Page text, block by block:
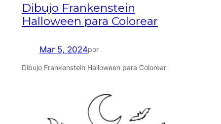
Dibujo Frankenstein
Halloween para Colorear
Mar 5, 2024por
Dibujo Frankenstein Halloween para Colorear